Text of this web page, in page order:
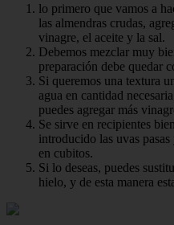
lo primero que vamos a
las almendras crudas,
vinagre, el aceite y la sal.
Debemos mezclar muy
preparación debe quedar
Si queremos una textura
agua en cantidad
puedes agregar más
Se sirve en recipientes
introducido las uvas
en cubitos.
Si lo deseas, puedes
hielo, y de esta manera